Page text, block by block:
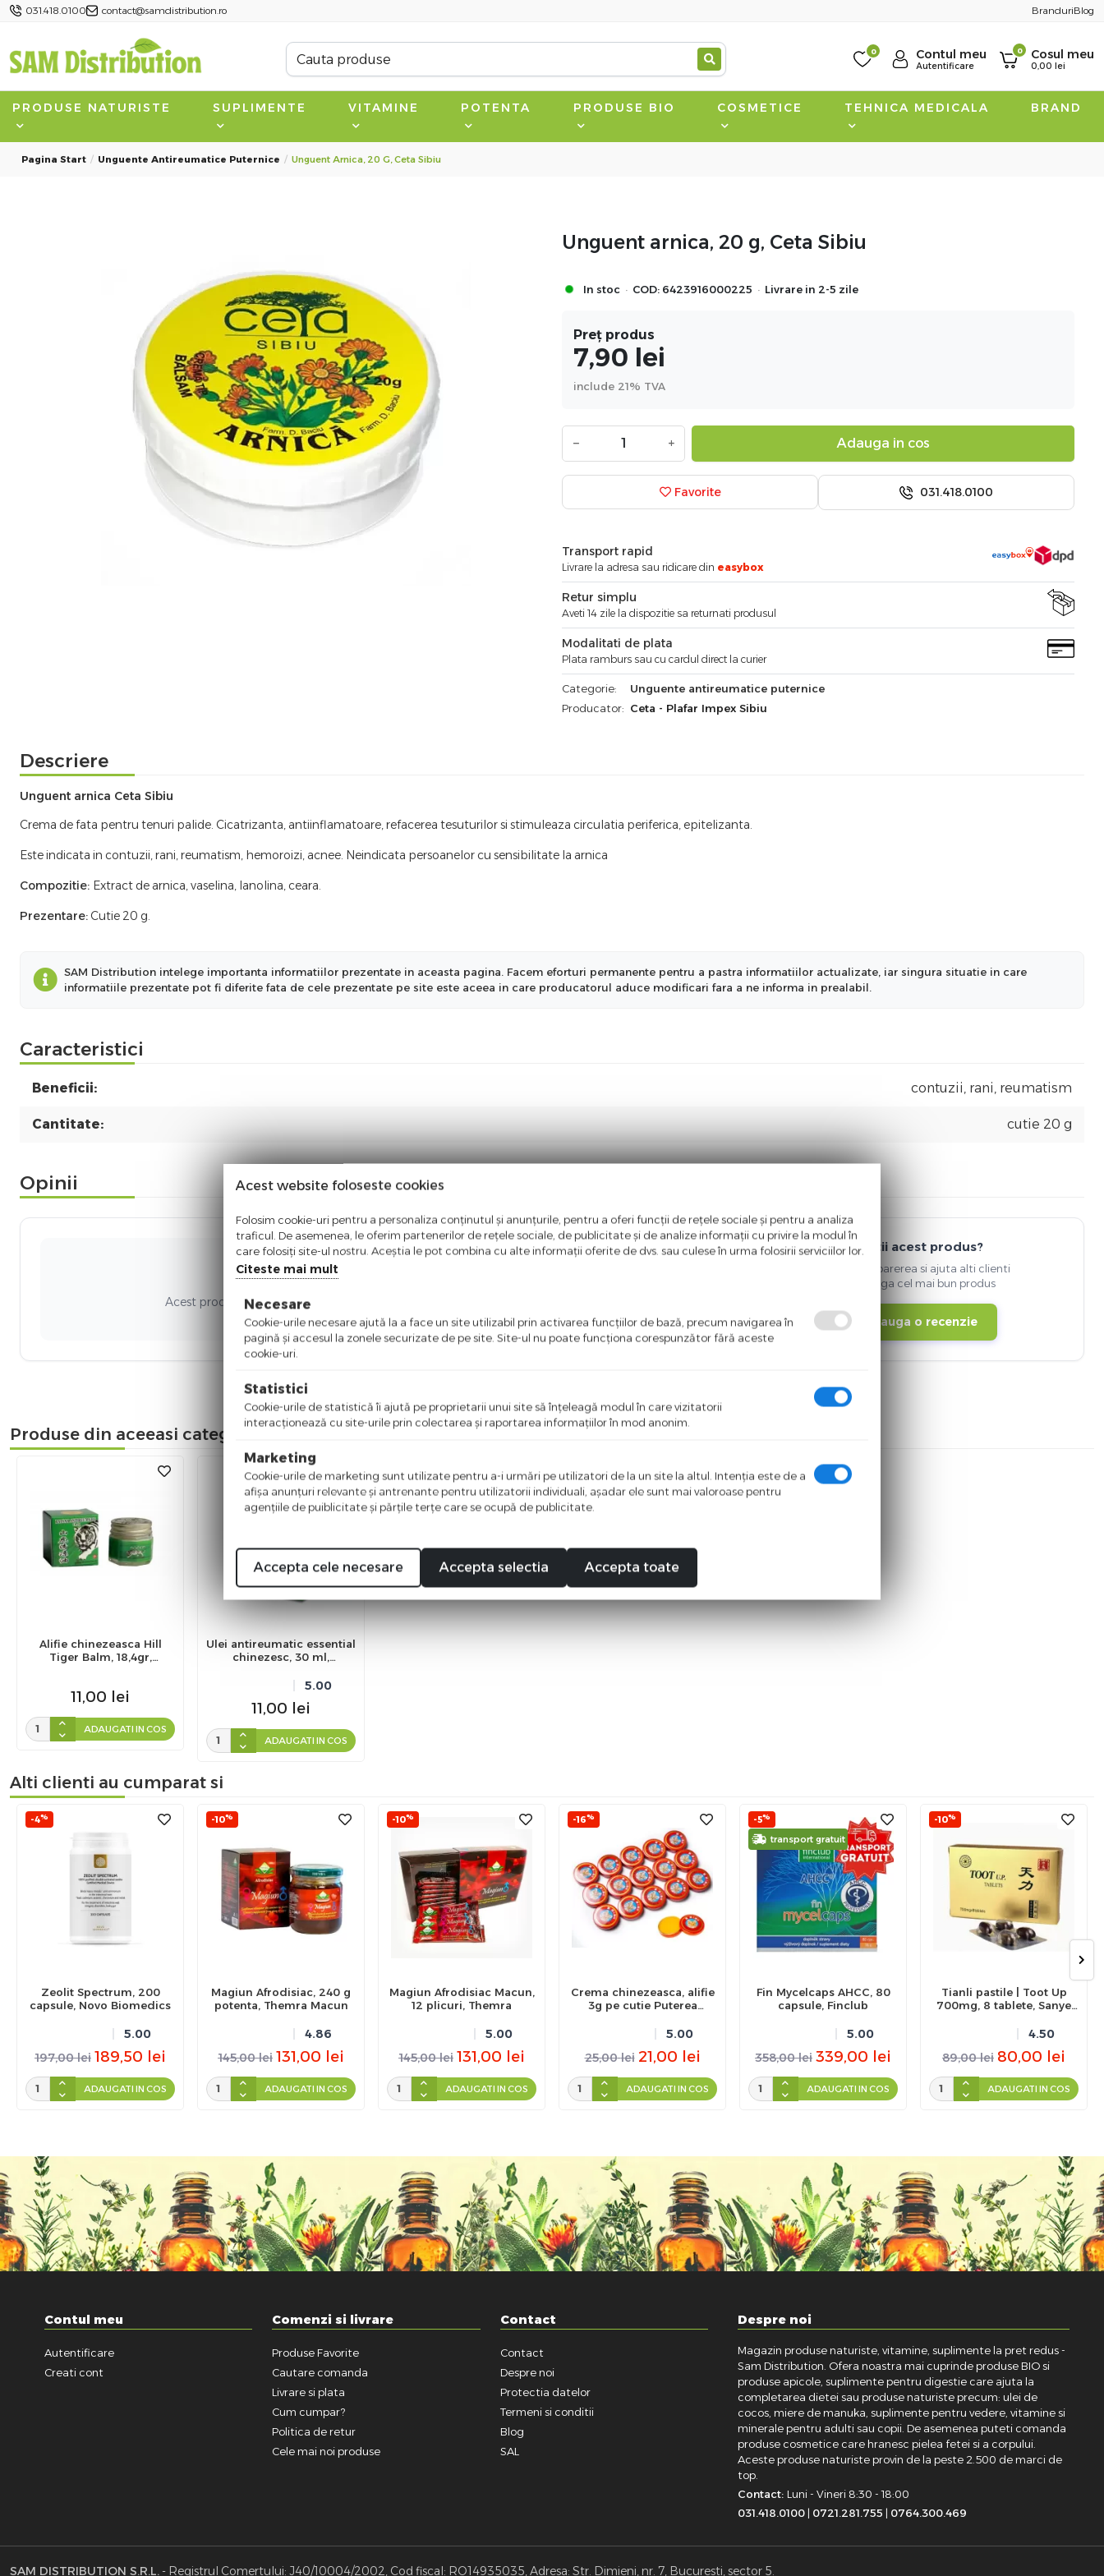
031.418.0100 contact@samdistribution.ro BranduriBlog
0 Contul meu
Autentificare
0 Cosul meu
0,00 lei
PRODUSE NATURISTE SUPLIMENTE VITAMINE POTENTA PRODUSE BIO COSMETICE TEHNICA MEDICALA BRAND
Pagina Start Unguente Antireumatice Puternice Unguent Arnica, 20 G, Ceta Sibiu
Unguent arnica, 20 g, Ceta Sibiu
In stoc · COD: 6423916000225 · Livrare in 2-5 zile
Preț produs
7,90 lei
include 21% TVA
− + Adauga in cos
Favorite 031.418.0100
Transport rapid
Livrare la adresa sau ridicare din easybox
Retur simplu
Aveti 14 zile la dispozitie sa returnati produsul
Modalitati de plata
Plata ramburs sau cu cardul direct la curier
Categorie:
Unguente antireumatice puternice
Producator: Ceta - Plafar Impex Sibiu
Descriere
Unguent arnica Ceta Sibiu
Crema de fata pentru tenuri palide. Cicatrizanta, antiinflamatoare, refacerea tesuturilor si stimuleaza circulatia periferica, epitelizanta.
Este indicata in contuzii, rani, reumatism, hemoroizi, acnee. Neindicata persoanelor cu sensibilitate la arnica
Compozitie: Extract de arnica, vaselina, lanolina, ceara.
Prezentare:Cutie 20 g.
SAM Distribution intelege importanta informatiilor prezentate in aceasta pagina. Facem eforturi permanente pentru a pastra informatiilor actualizate, iar singura situatie in care
informatiile prezentate pot fi diferite fata de cele prezentate pe site este aceea in care producatorul aduce modificari fara a ne informa in prealabil.
Caracteristici
Beneficii: contuzii, rani, reumatism
Cantitate: cutie 20 g
Opinii
Acest produs nu a adunat recenzii. Fii primul care scrie ceva bun despre acest produs!
Detii acest produs?
Spune-ti parerea si ajuta alti clienti
sa aleaga cel mai bun produs
Adauga o recenzie
Produse din aceeasi categorie
Alifie chinezeasca Hill
Tiger Balm, 18,4gr,
11,00 lei
ADAUGATI IN COS
Ulei antireumatic essential
chinezesc, 30 ml,
5.00
11,00 lei
ADAUGATI IN COS
Alti clienti au cumparat si
-4%
Zeolit Spectrum, 200
capsule, Novo Biomedics
5.00
197,00 lei 189,50 lei
ADAUGATI IN COS
-10%
Magiun Afrodisiac, 240 g
potenta, Themra Macun
4.86
145,00 lei 131,00 lei
ADAUGATI IN COS
-10%
Magiun Afrodisiac Macun,
12 plicuri, Themra
5.00
145,00 lei 131,00 lei
ADAUGATI IN COS
-16%
Crema chinezeasca, alifie
3g pe cutie Puterea
5.00
25,00 lei 21,00 lei
ADAUGATI IN COS
-5%
transport gratuit
Fin Mycelcaps AHCC, 80
capsule, Finclub
5.00
358,00 lei 339,00 lei
ADAUGATI IN COS
-10%
Tianli pastile | Toot Up
700mg, 8 tablete, Sanye
4.50
89,00 lei 80,00 lei
ADAUGATI IN COS
Contul meu
Autentificare
Creati cont
Comenzi si livrare
Produse Favorite
Cautare comanda
Livrare si plata
Cum cumpar?
Politica de retur
Cele mai noi produse
Contact
Contact
Despre noi
Protectia datelor
Termeni si conditii
Blog
SAL
Despre noi
Magazin produse naturiste, vitamine, suplimente la pret redus -
Sam Distribution. Ofera noastra mai cuprinde produse BIO si
produse apicole, suplimente pentru digestie care ajuta la
completarea dietei sau produse naturiste precum: ulei de
cocos, miere de manuka, suplimente pentru vedere, vitamine si
minerale pentru adulti sau copii. De asemenea puteti comanda
produse cosmetice care hranesc pielea fetei si a corpului.
Aceste produse naturiste provin de la peste 2.500 de marci de
top.
Contact: Luni - Vineri 8:30 - 18:00
031.418.0100 | 0721.281.755 | 0764.300.469
SAM DISTRIBUTION S.R.L. - Registrul Comertului: J40/10004/2002, Cod fiscal: RO14935035, Adresa: Str. Dimieni, nr. 7, Bucuresti, sector 5.
Acest website foloseste cookies
Folosim cookie-uri pentru a personaliza conținutul și anunțurile, pentru a oferi funcții de rețele sociale și pentru a analiza
traficul. De asemenea, le oferim partenerilor de rețele sociale, de publicitate și de analize informații cu privire la modul în
care folosiți site-ul nostru. Aceștia le pot combina cu alte informații oferite de dvs. sau culese în urma folosirii serviciilor lor.
Citeste mai mult
Necesare
Cookie-urile necesare ajută la a face un site utilizabil prin activarea funcţiilor de bază, precum navigarea în
pagină şi accesul la zonele securizate de pe site. Site-ul nu poate funcţiona corespunzător fără aceste
cookie-uri.
Statistici
Cookie-urile de statistică îi ajută pe proprietarii unui site să înţeleagă modul în care vizitatorii
interacţionează cu site-urile prin colectarea şi raportarea informaţiilor în mod anonim.
Marketing
Cookie-urile de marketing sunt utilizate pentru a-i urmări pe utilizatori de la un site la altul. Intenţia este de a
afişa anunţuri relevante şi antrenante pentru utilizatorii individuali, aşadar ele sunt mai valoroase pentru
agenţiile de puiblicitate şi părţile terţe care se ocupă de publicitate.
Accepta cele necesare Accepta selectia Accepta toate